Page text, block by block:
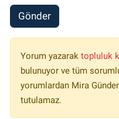
Gönder
Yorum yazarak topluluk
bulunuyor ve tüm
yorumlardan Mira
tutulamaz.